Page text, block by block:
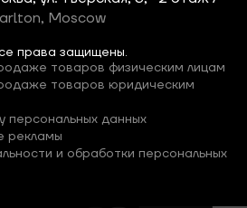
права защищены.
Moscow
товаров физическим лицам
товаров юридическим
персональных данных
рекламы
и обработки персональных